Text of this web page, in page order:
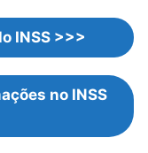
INSS >>>
no INSS